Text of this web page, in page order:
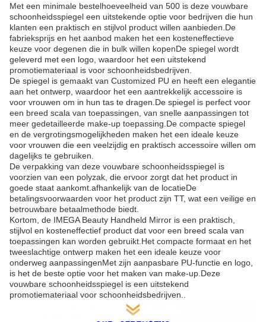
Met een minimale bestelhoeveelheid van 500 is deze vouwbare
schoonheidsspiegel een uitstekende optie voor bedrijven die hun
klanten een praktisch en stijlvol product willen aanbieden.De
fabrieksprijs en het aanbod maken het een kosteneffectieve
keuze voor degenen die in bulk willen kopenDe spiegel wordt
geleverd met een logo, waardoor het een uitstekend
promotiemateriaal is voor schoonheidsbedrijven.
De spiegel is gemaakt van Customized PU en heeft een elegantie
aan het ontwerp, waardoor het een aantrekkelijk accessoire is
voor vrouwen om in hun tas te dragen.De spiegel is perfect voor
een breed scala van toepassingen, van snelle aanpassingen tot
meer gedetailleerde make-up toepassing.De compacte spiegel
en de vergrotingsmogelijkheden maken het een ideale keuze
voor vrouwen die een veelzijdig en praktisch accessoire willen om
dagelijks te gebruiken.
De verpakking van deze vouwbare schoonheidsspiegel is
voorzien van een polyzak, die ervoor zorgt dat het product in
goede staat aankomt.afhankelijk van de locatieDe
betalingsvoorwaarden voor het product zijn TT, wat een veilige en
betrouwbare betaalmethode biedt.
Kortom, de IMEGA Beauty Handheld Mirror is een praktisch,
stijlvol en kosteneffectief product dat voor een breed scala van
toepassingen kan worden gebruikt.Het compacte formaat en het
tweeslachtige ontwerp maken het een ideale keuze voor
onderweg aanpassingenMet zijn aanpasbare PU-functie en logo,
is het de beste optie voor het maken van make-up.Deze
vouwbare schoonheidsspiegel is een uitstekend
promotiemateriaal voor schoonheidsbedrijven..